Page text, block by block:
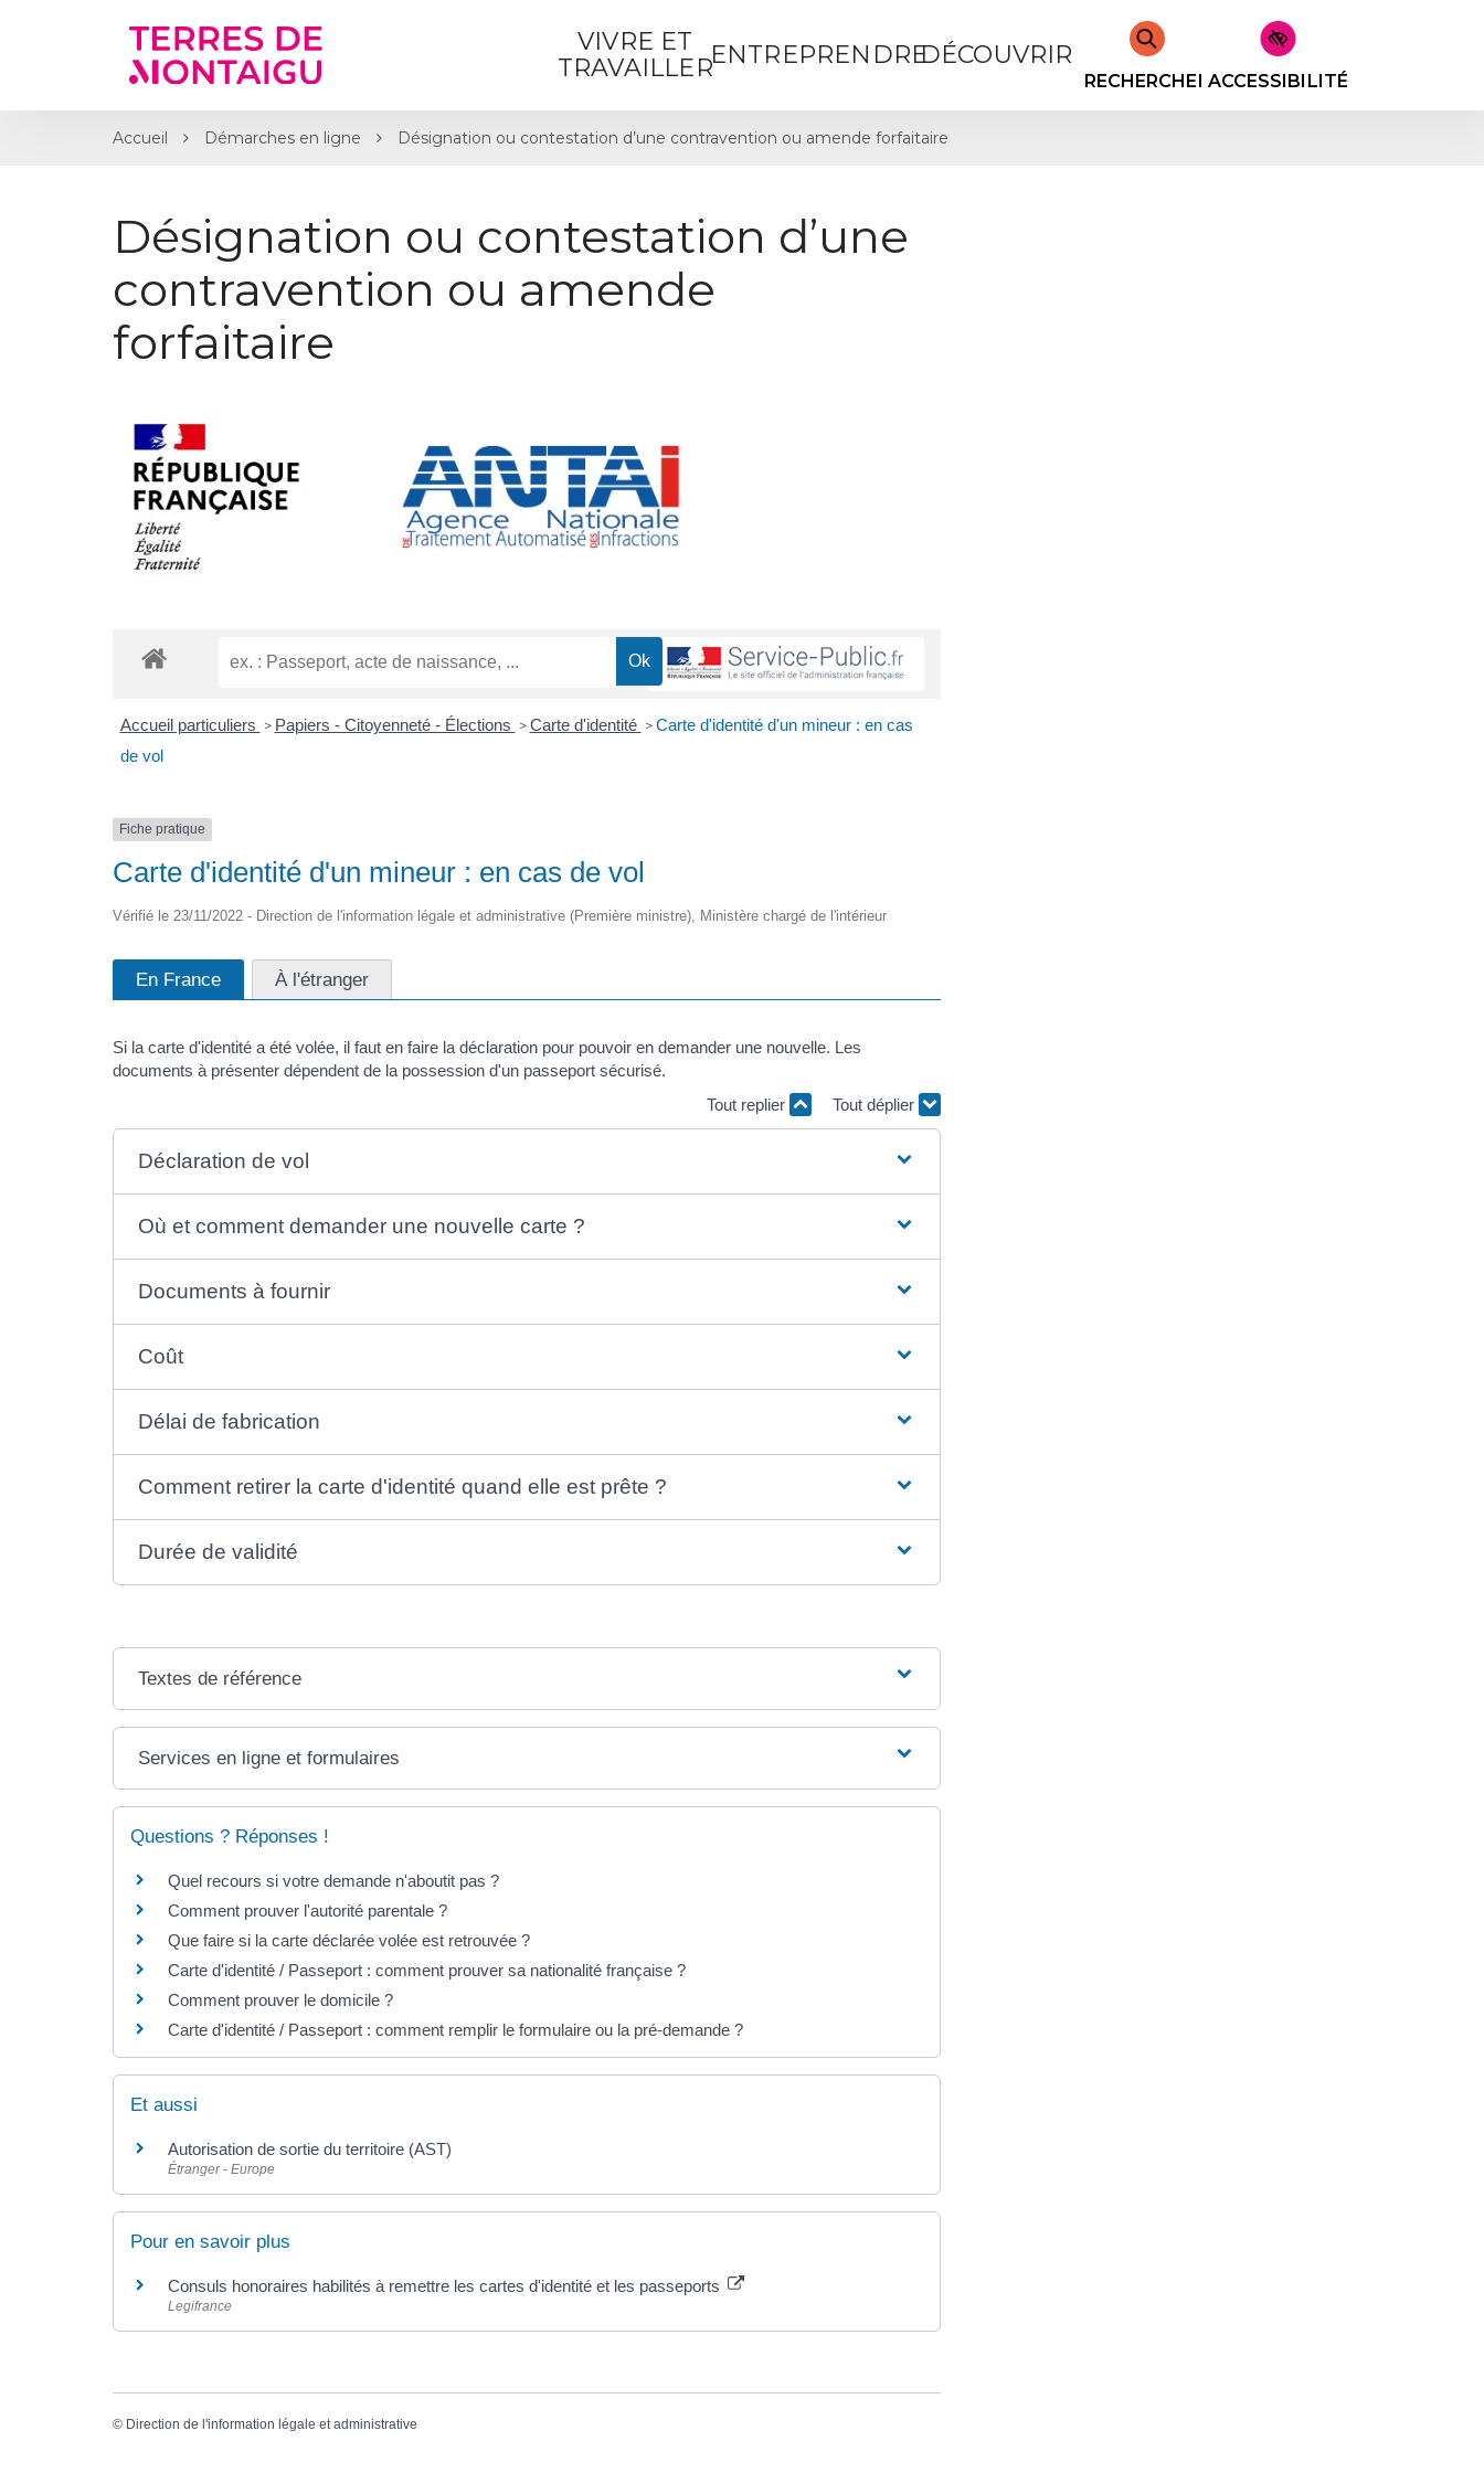
VIVRE ET
TRAVAILLERENTREPRENDREDÉCOUVRIR
RECHERCHERACCESSIBILITÉ
Accueil Démarches en ligne Désignation ou contestation d’une contravention ou amende forfaitaire
Désignation ou contestation d’une
contravention ou amende
forfaitaire
Accueil particuliers > Papiers - Citoyenneté - Élections > Carte d'identité > Carte d'identité d'un mineur : en cas
de vol
Fiche pratique
Carte d'identité d'un mineur : en cas de vol
Vérifié le 23/11/2022 - Direction de l'information légale et administrative (Première ministre), Ministère chargé de l'intérieur
En France À l'étranger
Si la carte d'identité a été volée, il faut en faire la déclaration pour pouvoir en demander une nouvelle. Les
documents à présenter dépendent de la possession d'un passeport sécurisé.
Tout replier
Tout déplier
Déclaration de vol
Où et comment demander une nouvelle carte ?
Documents à fournir
Coût
Délai de fabrication
Comment retirer la carte d'identité quand elle est prête ?
Durée de validité
Textes de référence
Services en ligne et formulaires
Questions ? Réponses !
Quel recours si votre demande n'aboutit pas ?
Comment prouver l'autorité parentale ?
Que faire si la carte déclarée volée est retrouvée ?
Carte d'identité / Passeport : comment prouver sa nationalité française ?
Comment prouver le domicile ?
Carte d'identité / Passeport : comment remplir le formulaire ou la pré-demande ?
Et aussi
Autorisation de sortie du territoire (AST)
Étranger - Europe
Pour en savoir plus
Consuls honoraires habilités à remettre les cartes d'identité et les passeports
Legifrance
© Direction de l'information légale et administrative